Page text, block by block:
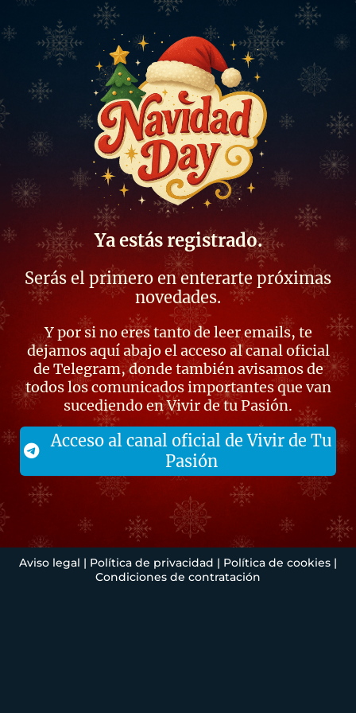
Ya estás registrado.
Serás el primero en enterarte próximas
novedades.
Y por si no eres tanto de leer emails, te
dejamos aquí abajo el acceso al canal oficial
de Telegram, donde también avisamos de
todos los comunicados importantes que van
sucediendo en Vivir de tu Pasión.
Acceso al canal oficial de Vivir de Tu
Pasión
Aviso legal | Política de privacidad | Política de cookies |
Condiciones de contratación